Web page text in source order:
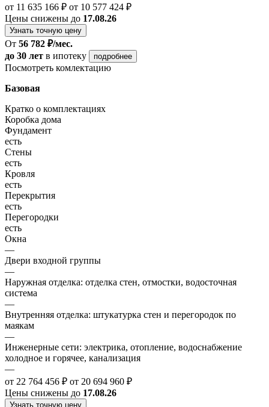
от 11 635 166 ₽ от 10 577 424 ₽
Цены снижены до 17.08.26
Узнать точную цену
От 56 782 ₽/мес.
до 30 лет в ипотеку подробнее
Посмотреть комлектацию
Базовая
Кратко о комплектациях
Коробка дома
Фундамент
есть
Стены
есть
Кровля
есть
Перекрытия
есть
Перегородки
есть
Окна
—
Двери входной группы
—
Наружная отделка: отделка стен, отмостки, водосточная
система
—
Внутренняя отделка: штукатурка стен и перегородок по
маякам
—
Инженерные сети: электрика, отопление, водоснабжение
холодное и горячее, канализация
—
от 22 764 456 ₽ от 20 694 960 ₽
Цены снижены до 17.08.26
Узнать точную цену